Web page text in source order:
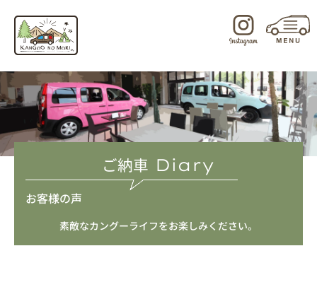
キ
ッ
プ
ご納車 Diary
お客様の声
素敵なカングーライフをお楽しみください。